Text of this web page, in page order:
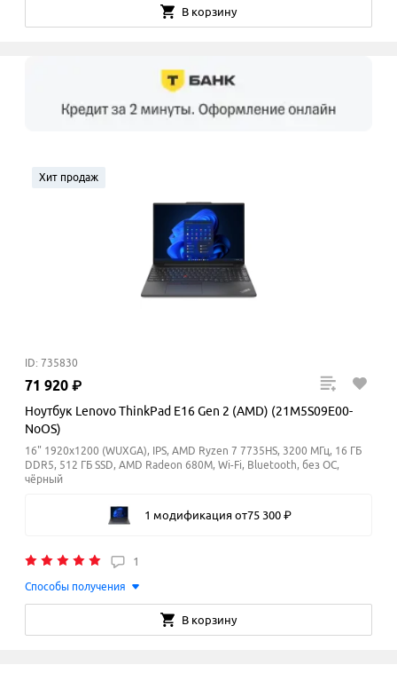
В корзину
Хит продаж
ID: 735830
71 920 ₽
Ноутбук Lenovo ThinkPad E16 Gen 2 (AMD) (21M5S09E00-
NoOS)
16" 1920x1200 (WUXGA), IPS, AMD Ryzen 7 7735HS, 3200 МГц, 16 ГБ
DDR5, 512 ГБ SSD, AMD Radeon 680M, Wi-Fi, Bluetooth, без ОС,
чёрный
1 модификация от75 300 ₽
1
Способы получения
В корзину